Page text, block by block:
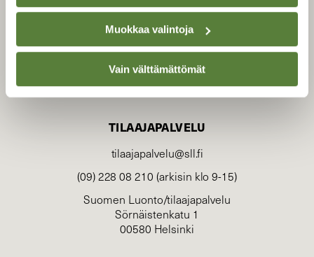
Muokkaa valintoja
Vain välttämättömät
TILAAJAPALVELU
tilaajapalvelu@sll.fi
(09) 228 08 210 (arkisin klo 9-15)
Suomen Luonto/tilaajapalvelu
Sörnäistenkatu 1
00580 Helsinki